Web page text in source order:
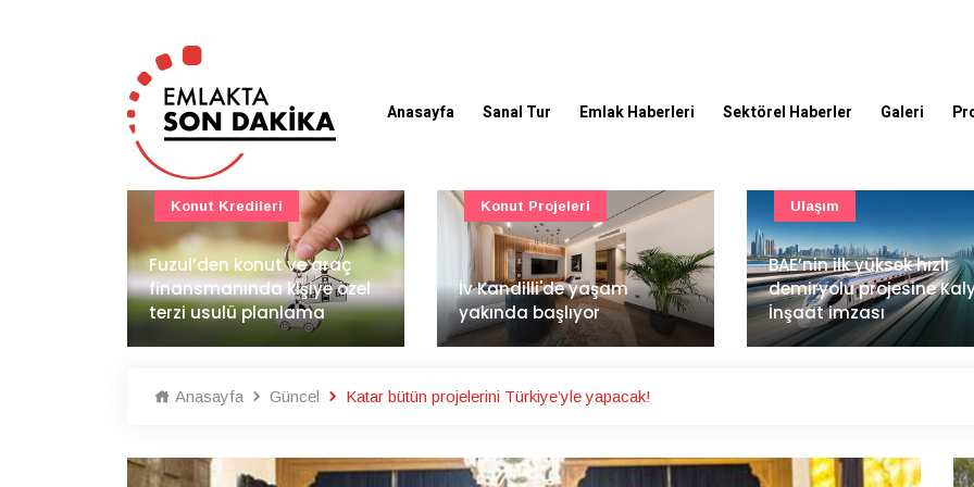
Anasayfa Sanal Tur Emlak Haberleri Sektörel Haberler Galeri
İv Kandilli'de yaşam
yakında başlıyor
Konut Projeleri
BAE’nin ilk yüksek hızlı
demiryolu projesine Kalyon
İnşaat imzası
Ulaşım
Mimarlık ve mühendislik
projeleri e-PYS ile dijital
ortama taşınacak
Güncel
Anasayfa Güncel Katar bütün projelerini Türkiye’yle yapacak!